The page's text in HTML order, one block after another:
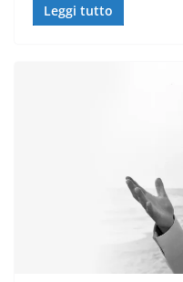
Leggi tutto